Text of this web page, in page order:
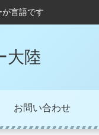
が言語です
大陸
お問い合わせ